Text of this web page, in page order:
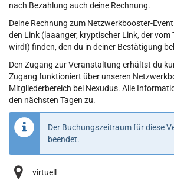
nach Bezahlung auch deine Rechnung.
Deine Rechnung zum Netzwerkbooster-
den Link (laaanger, kryptischer Link, der vom
wird!) finden, den du in deiner Bestätigung
Den Zugang zur Veranstaltung erhältst du
Zugang funktioniert über unseren
Mitgliederbereich bei Nexudus. Alle
den nächsten Tagen zu.
Der Buchungszeitraum für diese
beendet.
virtuell